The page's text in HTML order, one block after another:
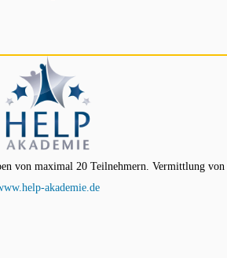
von maximal 20 Teilnehmern. Vermittlung von
akademie.de